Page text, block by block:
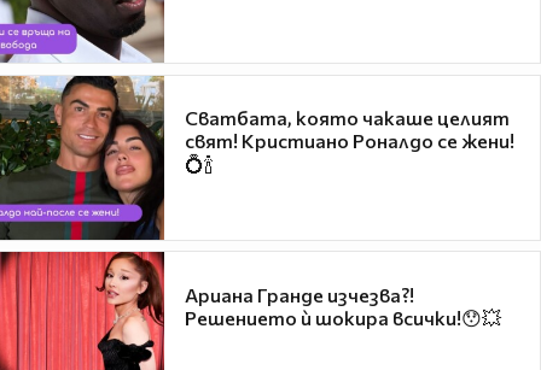
Сватбата, която чакаше целият
свят! Кристиано Роналдо се жени!
💍🍾
Ариана Гранде изчезва?!
Решението ѝ шокира всички!😯💥